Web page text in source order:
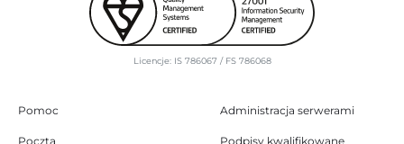
Licencje: IS 786067 / FS 786068
Pomoc
Poczta
Administracja serwerami
Podpisy kwalifikowane